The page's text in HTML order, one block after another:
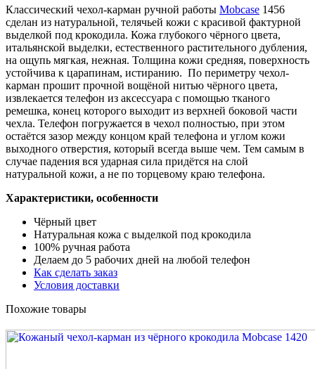
Классический чехол-карман ручной работы Mobcase 1456
сделан из натуральной, телячьей кожи с красивой фактурной
выделкой под крокодила. Кожа глубокого чёрного цвета,
итальянской выделки, естественного растительного дубления,
на ощупь мягкая, нежная. Толщина кожи средняя, поверхность
устойчива к царапинам, истиранию. По периметру чехол-
карман прошит прочной вощёной нитью чёрного цвета,
извлекается телефон из аксессуара с помощью тканого
ремешка, конец которого выходит из верхней боковой части
чехла. Телефон погружается в чехол полностью, при этом
остаётся зазор между концом край телефона и углом кожи
выходного отверстия, который всегда выше чем. Тем самым в
случае падения вся ударная сила придётся на слой
натуральной кожи, а не по торцевому краю телефона.
Характеристики, особенности
Чёрный цвет
Натуральная кожа с выделкой под крокодила
100% ручная работа
Делаем до 5 рабочих дней на любой телефон
Как сделать заказ
Условия доставки
Похожие товары